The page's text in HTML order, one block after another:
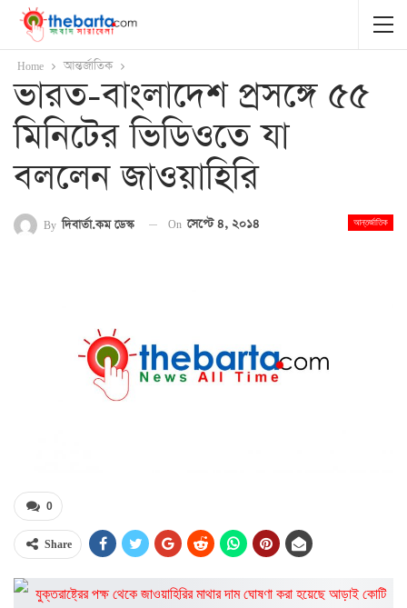
Home আন্তর্জাতিক
ভারত-বাংলাদেশ প্রসঙ্গে ৫৫
মিনিটের ভিডিওতে যা
বললেন জাওয়াহিরি
আন্তর্জাতিক
By দিবার্তা.কম ডেস্ক On সেপ্টে ৪, ২০১৪
0
Share